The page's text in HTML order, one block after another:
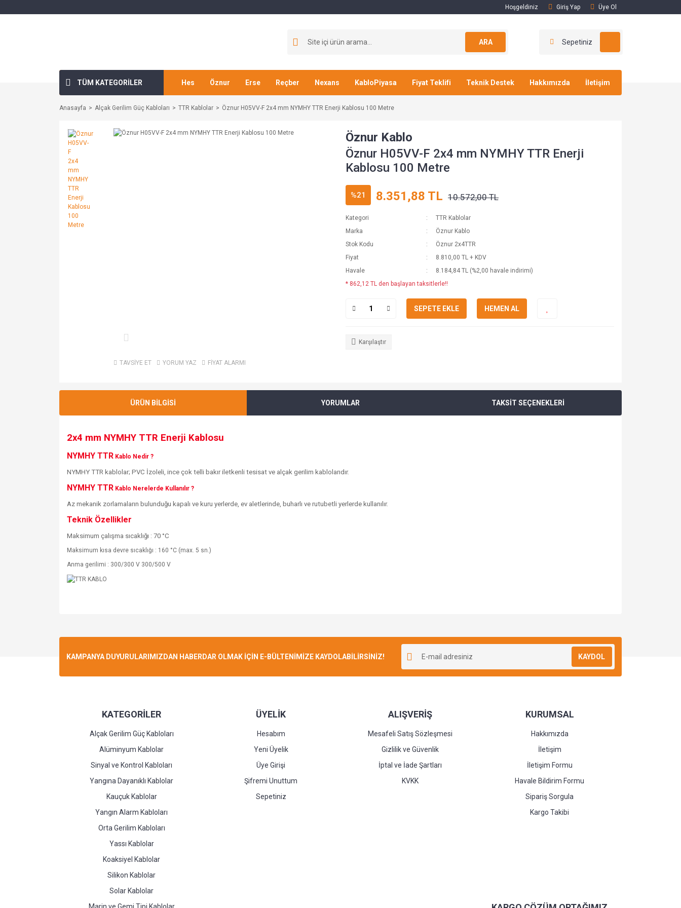
Hoşgeldiniz Giriş Yap Üye Ol
ARA Sepetiniz
TÜM KATEGORİLER Hes Öznur Erse Reçber Nexans KabloPiyasa Fiyat Teklifi Teknik Destek Hakkımızda İletişim
Anasayfa Alçak Gerilim Güç Kabloları TTR Kablolar Öznur H05VV-F 2x4 mm NYMHY TTR Enerji Kablosu 100 Metre
TAVSİYE ET YORUM YAZ FİYAT ALARMI
Öznur Kablo
Öznur H05VV-F 2x4 mm NYMHY TTR Enerji
Kablosu 100 Metre
%21 8.351,88 TL 10.572,00 TL
Kategori
TTR Kablolar
Marka
Öznur Kablo
Stok Kodu
Öznur 2x4TTR
Fiyat
8.810,00 TL + KDV
Havale
8.184,84 TL (%2,00 havale indirimi)
* 862,12 TL den başlayan taksitlerle!!
SEPETE EKLE HEMEN AL
Karşılaştır
ÜRÜN BİLGİSİ YORUMLAR TAKSİT SEÇENEKLERİ
2x4 mm NYMHY TTR Enerji Kablosu
NYMHY TTR Kablo Nedir ?
NYMHY TTR kablolar; PVC İzoleli, ince çok telli bakır iletkenli tesisat ve alçak gerilim kablolarıdır.
NYMHY TTR Kablo Nerelerde Kullanılır ?
Az mekanik zorlamaların bulunduğu kapalı ve kuru yerlerde, ev aletlerinde, buharlı ve rutubetli yerlerde kullanılır.
Teknik Özellikler
Maksimum çalışma sıcaklığı : 70 °C
Maksimum kısa devre sıcaklığı : 160 °C (max. 5 sn.)
Anma gerilimi : 300/300 V 300/500 V
KAMPANYA DUYURULARIMIZDAN HABERDAR OLMAK İÇİN E-BÜLTENİMİZE KAYDOLABİLİRSİNİZ! KAYDOL
KATEGORİLER
Alçak Gerilim Güç Kabloları
Alüminyum Kablolar
Sinyal ve Kontrol Kabloları
Yangına Dayanıklı Kablolar
Kauçuk Kablolar
Yangın Alarm Kabloları
Orta Gerilim Kabloları
Yassı Kablolar
Koaksiyel Kablolar
Silikon Kablolar
Solar Kablolar
ÜYELİK
Hesabım
Yeni Üyelik
Üye Girişi
Şifremi Unuttum
Sepetiniz
ALIŞVERİŞ
Mesafeli Satış Sözleşmesi
Gizlilik ve Güvenlik
İptal ve İade Şartları
KVKK
KURUMSAL
Hakkımızda
İletişim
İletişim Formu
Havale Bildirim Formu
Sipariş Sorgula
Kargo Takibi